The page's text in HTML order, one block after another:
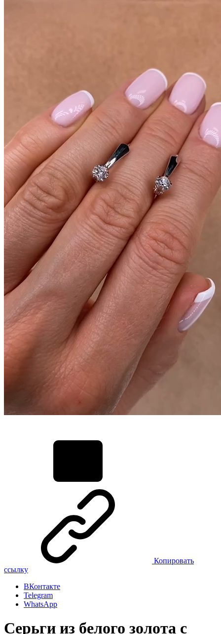
- 30%
Артикул:
027889
Копировать
ссылку
ВКонтакте
Telegram
WhatsApp
Серьги из белого золота с